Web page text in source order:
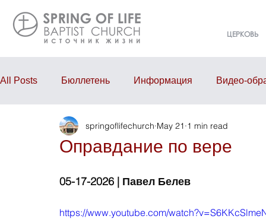
ЦЕРКОВЬ
All Posts Бюллетень Информация Видео-
Проповедь Годовой отчёт События
Оправдание по вере
springoflifechurch May 21 1 min read
05-17-2026 | Павел Белев
https://www.youtube.com/